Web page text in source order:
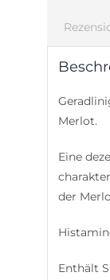
Merlot.
Eine
der
Enthält